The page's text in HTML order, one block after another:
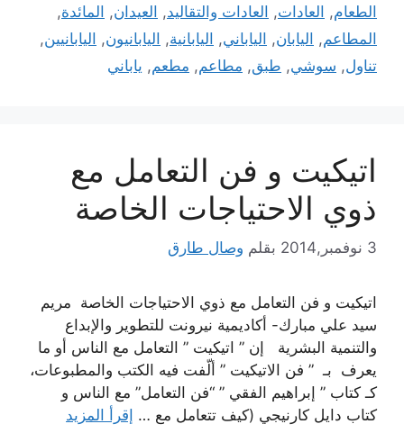
الطعام, العادات, العادات والتقاليد, العيدان, المائدة,
المطاعم, اليابان, الياباني, اليابانية, اليابانيون, اليابانيين,
تناول, سوشي, طبق, مطاعم, مطعم, ياباني
اتيكيت و فن التعامل مع
ذوي الاحتياجات الخاصة
3 نوفمبر,2014 بقلم وصال طارق
اتيكيت و فن التعامل مع ذوي الاحتياجات الخاصة مريم
سيد علي مبارك- أكاديمية نيرونت للتطوير والإبداع
والتنمية البشرية إن ” اتيكيت ” التعامل مع الناس أو ما
يعرف بـ ” فن الاتيكيت ” ألّفت فيه الكتب والمطبوعات،
كـ كتاب ” إبراهيم الفقي ” “فن التعامل” مع الناس و
كتاب دايل كارنيجي (كيف تتعامل مع … إقرأ المزيد